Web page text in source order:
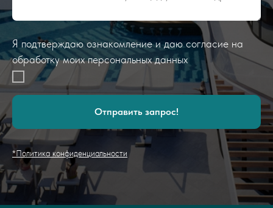
Я подтверждаю ознакомление и даю согласие на
обработку моих персональных данных
Отправить запрос!
*Политика конфиденциальности